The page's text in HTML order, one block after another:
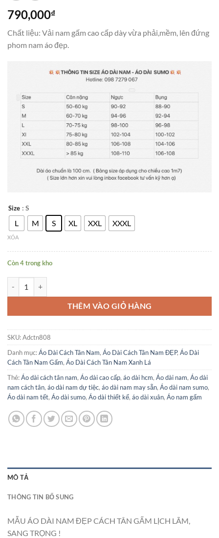
790,000₫
Chất liệu: Vải nam gấm cao cấp dày vừa phải,mềm, lên đứng
phom nam áo đẹp.
Size : S
L M S XL XXL XXXL
XÓA
Còn 4 trong kho
THÊM VÀO GIỎ HÀNG
SKU:Adctn808
Danh mục:Áo Dài Cách Tân Nam, Áo Dài Cách Tân Nam ĐẸP, Áo Dài
Cách Tân Nam Gấm, Áo Dài Cách Tân Nam Xanh Lá
Thẻ:Áo dài cách tân nam, Áo dài cao cấp, áo dài hcm, Áo dài nam, Áo dài
nam cách tân, áo dài nam dự tiệc, áo dài nam may sẵn, Áo dài nam sumo,
Áo dài nam tết, Áo dài sumo, Áo dài thiết kế, áo dài xuân, Áo nam gấm
MÔ TẢ
THÔNG TIN BỔ SUNG
MẪU ÁO DÀI NAM ĐẸP CÁCH TÂN GẤM LỊCH LÃM,
SANG TRỌNG !